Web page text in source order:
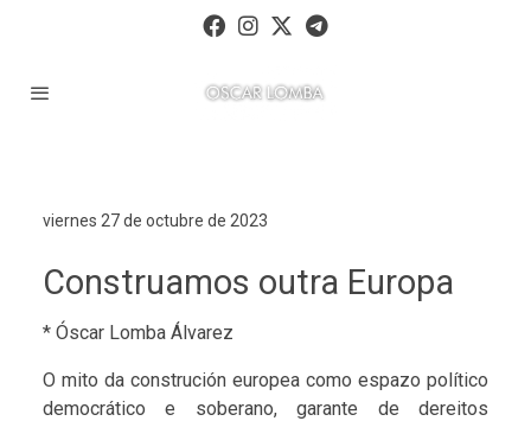
viernes 27 de octubre de 2023
Construamos outra Europa
* Óscar Lomba Álvarez
O mito da construción europea como espazo político
democrático e soberano, garante de dereitos